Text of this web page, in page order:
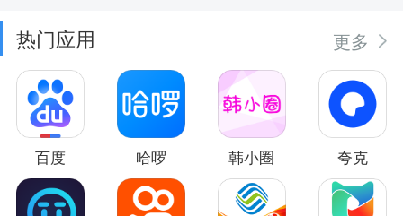
热门应用 更多
百度 哈啰 韩小圈 夸克